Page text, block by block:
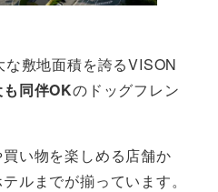
敷地面積を誇るVISON
同伴OKのドッグフレン
い物を楽しめる店舗か
ルまでが揃っています。